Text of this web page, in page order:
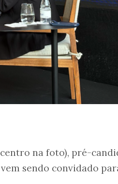
na foto), pré-
vem sendo convidado